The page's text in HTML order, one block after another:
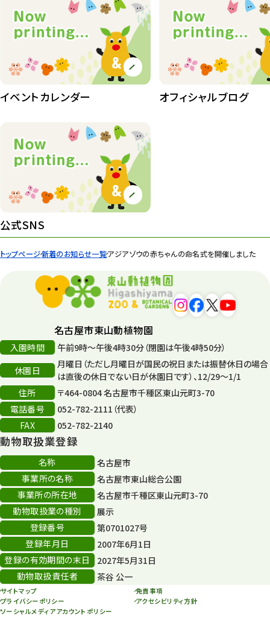
トップページ新着のお知らせ一覧アジアゾウの赤ちゃんの命名式を開催しました
イベントカレンダー オフィシャルブログ
公式SNS
名古屋市東山動植物園
入園時間
午前9時～午後4時30分（閉園は午後4時50分）
休園日
月曜日（ただし月曜日が国民の祝日または振替休日の場合
は直後の休日でない日が休園日です）、12/29～1/1
住所
〒464-0804 名古屋市千種区東山元町3-70
電話番号
052-782-2111（代表）
FAX
052-782-2140
動物取扱業登録
名称
名古屋市
事業所の名称
名古屋市東山総合公園
事業所の所在地
名古屋市千種区東山元町3-70
動物取扱業の種別
展示
登録番号
第0701027号
登録年月日
2007年6月1日
登録の有効期間の末日
2027年5月31日
動物取扱責任者
茶谷 公一
サイトマップ
免責事項
プライバシーポリシー
アクセシビリティ方針
ソーシャルメディアアカウントポリシー